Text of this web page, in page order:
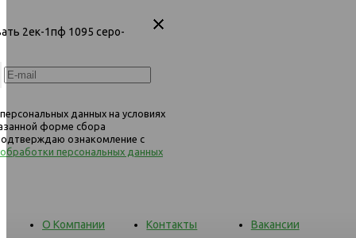
2ек-1пф 1095 серо-
данных на условиях
форме сбора
ознакомление с
персональных данных
О Компании Контакты Вакансии